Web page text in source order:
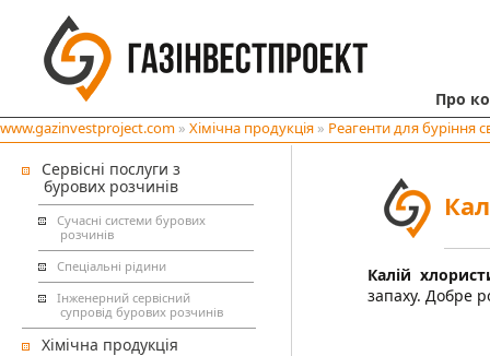
Про
www.gazinvestproject.com » Хімічна продукція » Реагенти для буріння
Сервісні послуги з
бурових розчинів
Сучасні системи бурових
розчинів
Спеціальні рідини
Інженерний сервісний
супровід бурових розчинів
Хімічна продукція
Калій
запаху. Добре